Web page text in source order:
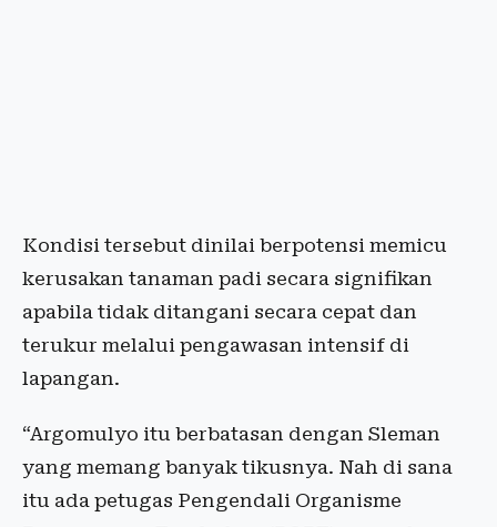
Kondisi tersebut dinilai berpotensi memicu
kerusakan tanaman padi secara signifikan
apabila tidak ditangani secara cepat dan
terukur melalui pengawasan intensif di
lapangan.
“Argomulyo itu berbatasan dengan Sleman
yang memang banyak tikusnya. Nah di sana
itu ada petugas Pengendali Organisme